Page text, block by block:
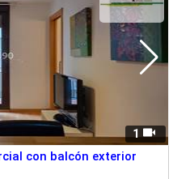
1
con balcón exterior